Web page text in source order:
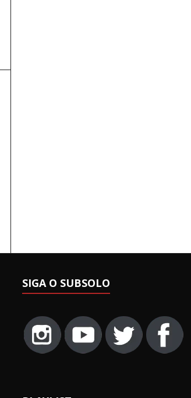
SIGA O SUBSOLO